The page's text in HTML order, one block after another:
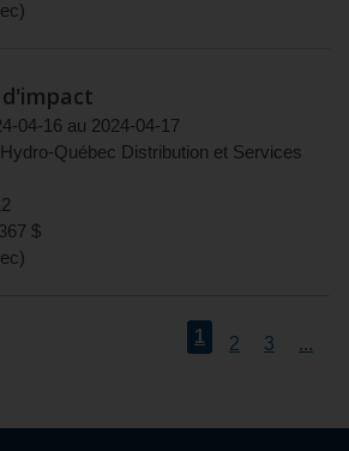
)
04-16 au 2024-04-17
Hydro-Québec Distribution et Services
367 $
)
1 2 3 ...